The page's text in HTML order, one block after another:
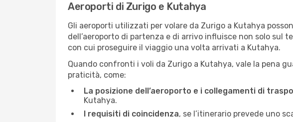
Aeroporti di Zurigo e Kutahya
Gli aeroporti utilizzati per volare da Zurigo a Kutahya
dell’aeroporto di partenza e di arrivo influisce non solo sul
con cui proseguire il viaggio una volta arrivati a Kutahya.
Quando confronti i voli da Zurigo a Kutahya, vale la pena
praticità, come:
La posizione dell’aeroporto e i collegamenti di
Kutahya.
I requisiti di coincidenza, se l’itinerario prevede uno